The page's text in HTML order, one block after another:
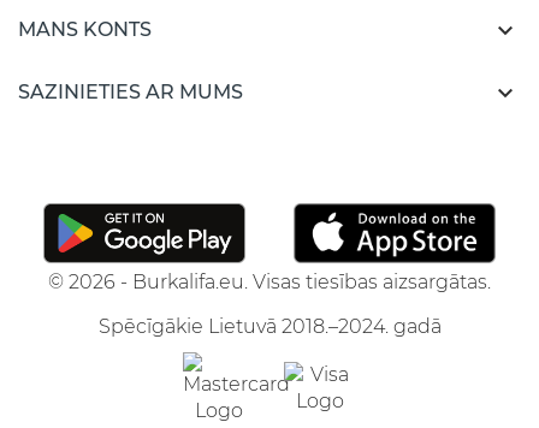
MANS KONTS 
SAZINIETIES AR MUMS 
© 2026 - Burkalifa.eu. Visas tiesības aizsargātas.
Spēcīgākie Lietuvā 2018.–2024. gadā